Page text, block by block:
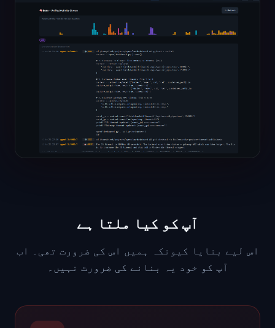
آپ کو کیا ملتا ہے
اس لیے بنایا کیونکہ ہمیں اس کی ضرورت تھی۔ اب
آپ کو خود یہ بنانے کی ضرورت نہیں۔